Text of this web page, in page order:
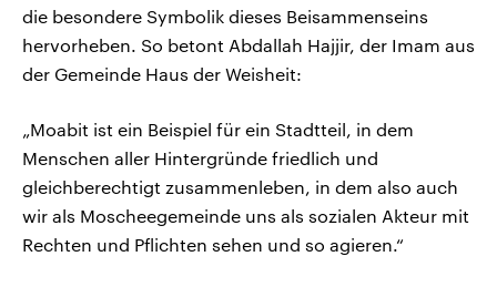
die besondere Symbolik dieses Beisammenseins
hervorheben. So betont Abdallah Hajjir, der Imam aus
der Gemeinde Haus der Weisheit:
„Moabit ist ein Beispiel für ein Stadtteil, in dem
Menschen aller Hintergründe friedlich und
gleichberechtigt zusammenleben, in dem also auch
wir als Moscheegemeinde uns als sozialen Akteur mit
Rechten und Pflichten sehen und so agieren.“